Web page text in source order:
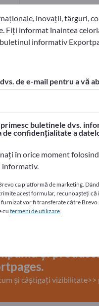
–
furnizori
Producători
47
Ambalare
gratuit pe
Bunuri second-hand –
aici
și
și câștigați vizibilitate>>
inovații, târguri,
Fiți informat înaintea
informativ
de e-mail pentru a vă
primesc buletinele dvs.
de confidențialitate a
în orice moment
ca platformă de marketing.
acest formular, recunoașteți
furnizat vor fi transferate către Brevo
cu termeni de utilizare.